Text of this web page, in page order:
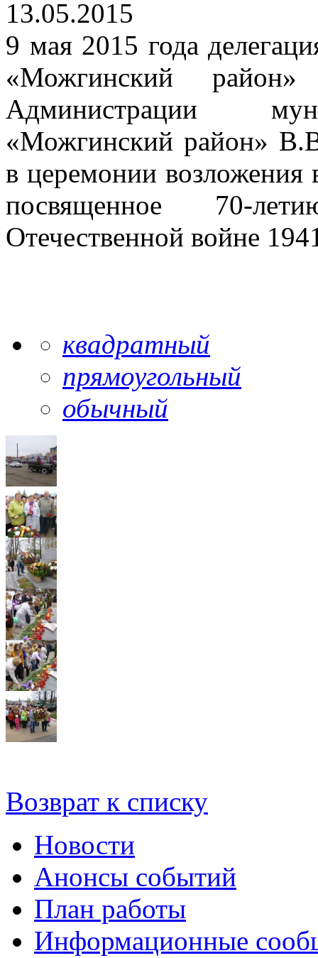
13.05.2015
9 мая 2015 года
«Можгинский
Администрации
«Можгинский район»
в церемонии возложения
посвященное 70-
Отечественной войне
квадратный
прямоугольный
обычный
Возврат к списку
Новости
Анонсы событий
План работы
Информационные